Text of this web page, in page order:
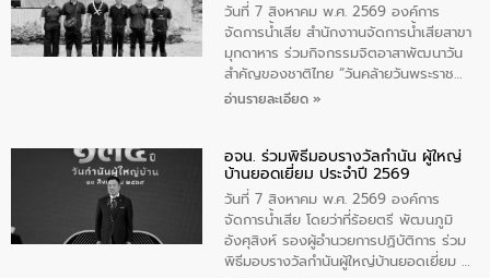
วันที่ 7 สิงหาคม พ.ศ. 2569 องค์การ
จัดการน้ำเสีย สำนักงาานจัดการน้ำเสียสาขา
มุกดาหาร ร่วมกิจกรรมจิตอาสาพัฒนาวัน
สําคัญของชาติไทย “วันคล้ายวันพระราช
สมภพ สมเด็จพระนางเจ้าสิริกิติ์พระบรม
ทิพย์คำ รองผู้ว่าราชการจังหวัดมุกดาหาร
เป็นประธานในพิธี ณ เรือนจําชั่วคราวนาโสก
ตําบลนาโสก อําเภอเมืองมุกดาหาร จังหวัด
มุกดาหาร โดยในกิจกรรมได้ร่วมปลูกป่า และ
ทําความสะอาดภายในบริเวณ จัดกิจกรรม
เพื่อถวายเป็นพระราชกุศล สมเด็จพระนาง
อ่านรายละเอียด »
อจน. ร่วมพิธีมอบรางวัลกำนัน ผู้ใหญ่
บ้านยอดเยี่ยม ประจำปี 2569
วันที่ 7 สิงหาคม พ.ศ. 2569 องค์การ
จัดการน้ำเสีย โดยว่าที่ร้อยตรี พัฒนภูมิ
อังศุสิงห์ รองผู้อำนวยการปฏิบัติการ ร่วม
พิธีมอบรางวัลกำนันผู้ใหญ่บ้านยอดเยี่ยม ณ